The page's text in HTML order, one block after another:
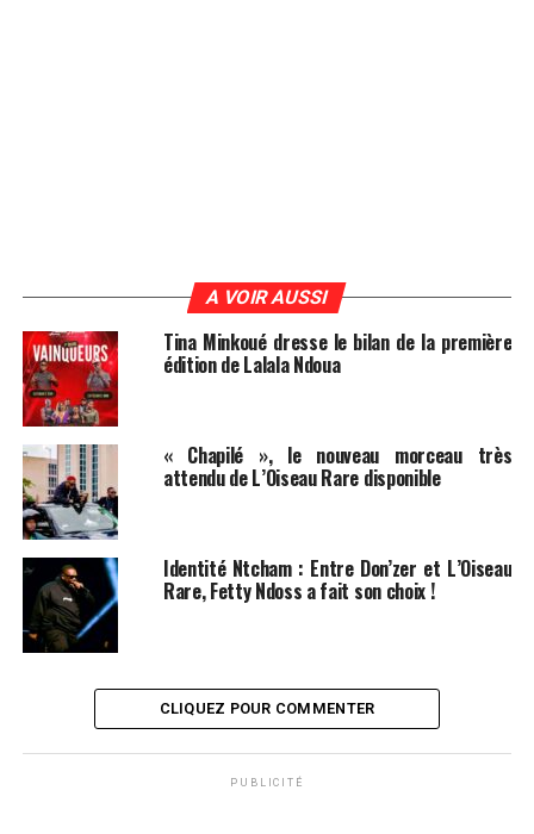
A VOIR AUSSI
Tina Minkoué dresse le bilan de la première
édition de Lalala Ndoua
« Chapilé », le nouveau morceau très
attendu de L’Oiseau Rare disponible
Identité Ntcham : Entre Don’zer et L’Oiseau
Rare, Fetty Ndoss a fait son choix !
CLIQUEZ POUR COMMENTER
PUBLICITÉ